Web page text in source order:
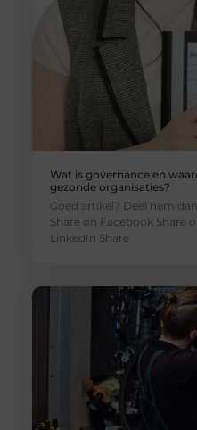
Wat is governance en
gezonde organisaties?
Goed artikel? Deel hem
Share on Facebook Share
LinkedIn Share